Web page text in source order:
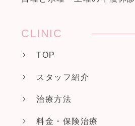
CLINIC
TOP
スタッフ紹介
治療方法
料金・保険治療